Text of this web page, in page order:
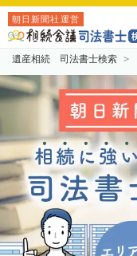
朝日新聞社運営
遺産相続 司法書士検索